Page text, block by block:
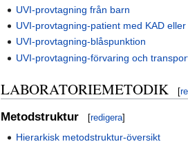
UVI-provtagning från barn
UVI-provtagning-patient med KAD
UVI-provtagning-blåspunktion
UVI-provtagning-förvaring och
LABORATORIEMETODIK [
Metodstruktur [redigera]
Hierarkisk metodstruktur-översikt